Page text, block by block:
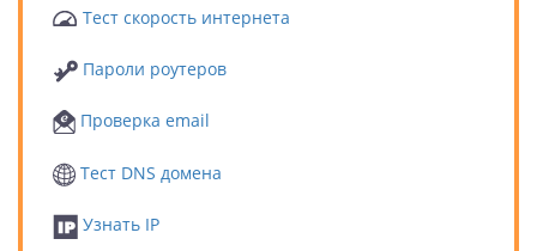
Тест скорость интернета
Пароли роутеров
Проверка email
Тест DNS домена
Узнать IP